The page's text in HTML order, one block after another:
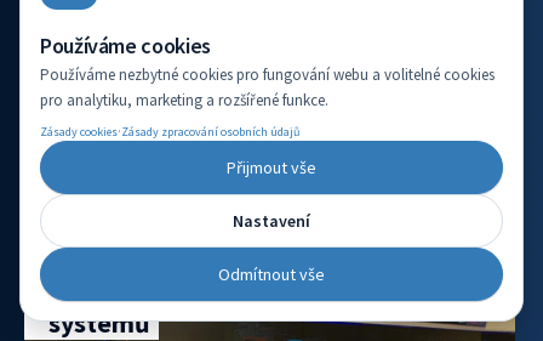
Používáme cookies
Používáme nezbytné cookies pro fungování webu a volitelné cookies
pro analytiku, marketing a rozšířené funkce.
Zásady cookies·Zásady zpracování osobních údajů
Přijmout vše
Nastavení
Odmítnout vše
Vývojový pracovník aplikace
automatizovaného testování
systémů